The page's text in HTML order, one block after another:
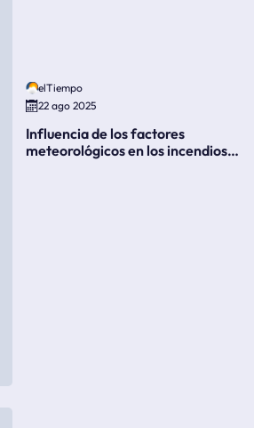
elTiempo
22 ago 2025
Influencia de los factores
meteorológicos en los incendios